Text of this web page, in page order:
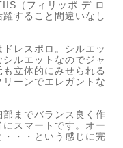
（フィリッポ デ ロ
すること間違いなし
レスポロ。シルエッ
ルエットなのでジャ
立体的にみせられる
ーンでエレガントな
までバランス良く作
スマートです。オー
・・という感じに完